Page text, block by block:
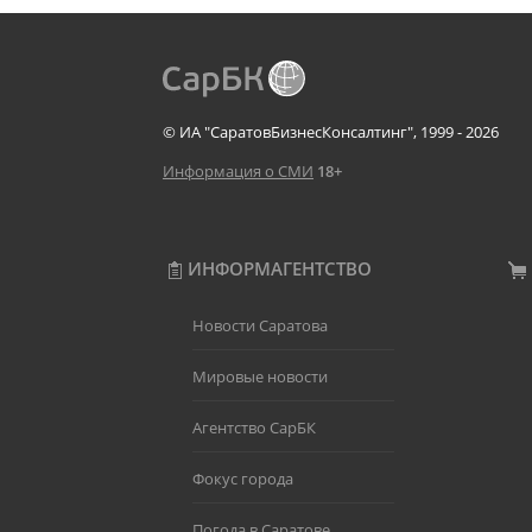
© ИА "СаратовБизнесКонсалтинг", 1999 - 2026
Информация о СМИ 18+
ИНФОРМАГЕНТСТВО
Новости Саратова
Мировые новости
Агентство СарБК
Фокус города